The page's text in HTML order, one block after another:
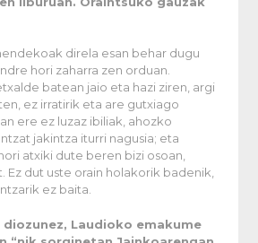
direla esan behar dugu
hori zaharra zen orduan.
batean jaio eta hazi ziren, argi
ez irratirik eta are gutxiago
ere ez luzaz ibiliak, ahozko
jakintza iturri nagusia; eta
atxiki dute beren bizi osoan,
Ez dut uste orain holakorik badenik,
ez baita.
diozunez, Laudioko emakume